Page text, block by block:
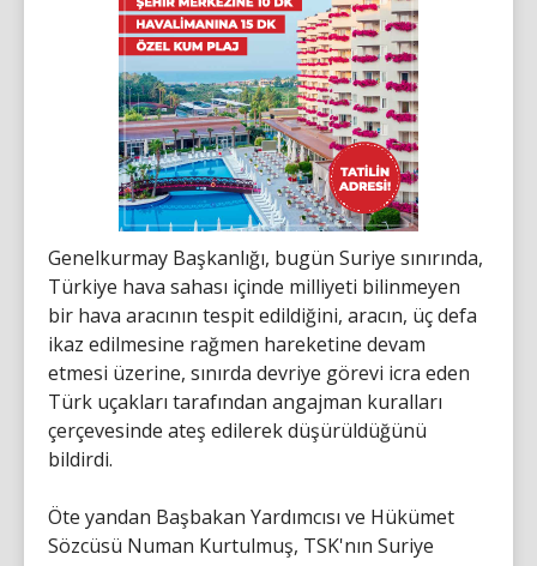
Genelkurmay Başkanlığı, bugün Suriye sınırında,
Türkiye hava sahası içinde milliyeti bilinmeyen
bir hava aracının tespit edildiğini, aracın, üç defa
ikaz edilmesine rağmen hareketine devam
etmesi üzerine, sınırda devriye görevi icra eden
Türk uçakları tarafından angajman kuralları
çerçevesinde ateş edilerek düşürüldüğünü
bildirdi.
Öte yandan Başbakan Yardımcısı ve Hükümet
Sözcüsü Numan Kurtulmuş, TSK'nın Suriye